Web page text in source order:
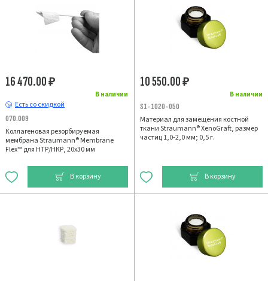
В наличии
16 470.00₽
Есть со скидкой
070.009
Коллагеновая резорбируемая
мембрана Straumann® Membrane
Flex™ для НТР/НКР, 20х30 мм
В корзину
В наличии
10 550.00₽
S1-1020-050
Материал для замещения костной
ткани Straumann® XenoGraft, размер
частиц 1,0-2,0 мм; 0,5 г.
В корзину